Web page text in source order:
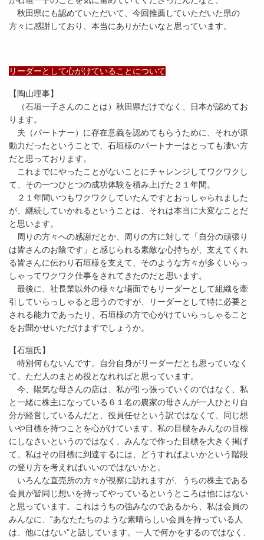
秋田県にも認めていただいて、今回推薦していただいた県の
方々に感謝しており、本当にありがたいなと思っています。
リーダーとして心がけていることについて
【陶山理事】
（石垣一子さんのことは）秋田県だけでなく、日本が認めてお
ります。
夫（パートナー）に存在意義を認めてもらうために、それが原
動力だったということで、石垣様のパートナーはとっても凄い方
だと思っております。
これまでにやったことがないことにチャレンジしてワクワクし
て、その一つひとつの成功体験を積み上げた２１年間。
２１年間いつもワクワクしていたんですとおっしゃられました
が、継続していかれるということは、それは本当に大変なことだ
と思います。
周りの方々への感謝だとか、周りの方に対して「自分の頑張り
は皆さんのお陰です」と感じられる素敵な心持ちが、支えてくれ
る皆さんに伝わり石垣様を支えて、そのような方々が多くいらっ
しゃってワクワク仕事をされてきたのだと思います。
最後に、社長業以外の様々な場面でもリーダーとして組織を牽
引していらっしゃると思うのですが、リーダーとして特に必要と
される能力であったり、石垣様の方で心がけていらっしゃること
をお聞かせいただけますでしょうか。
【石垣氏】
特別何もないんです。自分自身がリーダーだとも思っていなく
て、ただ人のまとめ役となれればと思っています。
今、陽気な母さんの店は、私が引っ張っていくのではなく、私
と一緒に株主になっている６１名の農家の母さんが一人ひとり自
分が経営しているんだと、役員任せという訳ではなくて、同じ想
いや目標を持つことを心がけています。私の目標をみんなの目標
にしなさいというのではなく、みんなで作った目標を大きく掲げ
て、私はその目標に到達するには、どうすればよいかという階段
の登り方を考えればいいのではないかと。
いろんな直売所の方々が視察に訪れますが、うちの株主である
会員が皆同じ想いを持ってやっているというところは他にはない
と思っています。これはうちの強みなのであるから、私は会員の
みんなに、‟あなたたちのような素晴らしい会員を持っている人
は、他にはない”と話しています。一人で何かをするのではなく、